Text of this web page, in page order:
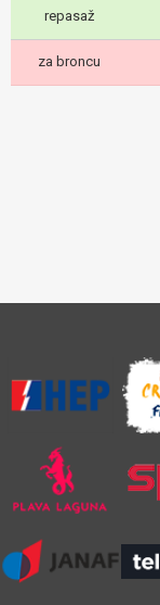
repasaž
za broncu